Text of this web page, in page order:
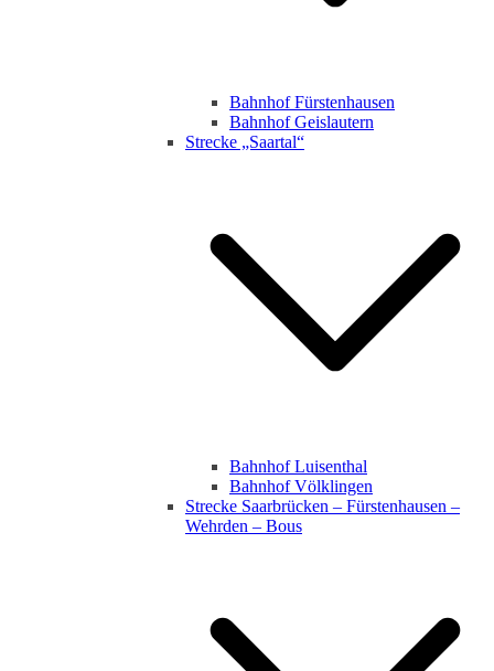
Bahnhof Fürstenhausen
Bahnhof Geislautern
Strecke „Saartal“
Bahnhof Luisenthal
Bahnhof Völklingen
Strecke Saarbrücken – Fürstenhausen –
Wehrden – Bous